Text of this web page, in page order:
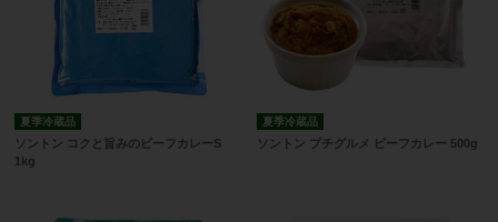
夏季冷蔵品
ソントン コクと旨みのビーフカレーS
1kg
夏季冷蔵品
ソントン プチグルメ ビーフカレー 500g